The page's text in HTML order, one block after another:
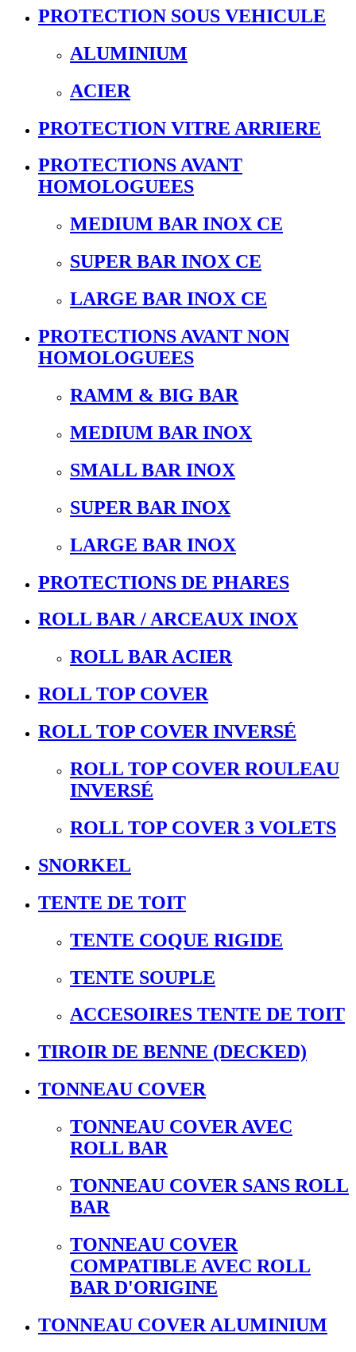
PROTECTION SOUS VEHICULE
ALUMINIUM
ACIER
PROTECTION VITRE ARRIERE
PROTECTIONS AVANT
HOMOLOGUEES
MEDIUM BAR INOX CE
SUPER BAR INOX CE
LARGE BAR INOX CE
PROTECTIONS AVANT NON
HOMOLOGUEES
RAMM & BIG BAR
MEDIUM BAR INOX
SMALL BAR INOX
SUPER BAR INOX
LARGE BAR INOX
PROTECTIONS DE PHARES
ROLL BAR / ARCEAUX INOX
ROLL BAR ACIER
ROLL TOP COVER
ROLL TOP COVER INVERSÉ
ROLL TOP COVER ROULEAU
INVERSÉ
ROLL TOP COVER 3 VOLETS
SNORKEL
TENTE DE TOIT
TENTE COQUE RIGIDE
TENTE SOUPLE
ACCESOIRES TENTE DE TOIT
TIROIR DE BENNE (DECKED)
TONNEAU COVER
TONNEAU COVER AVEC
ROLL BAR
TONNEAU COVER SANS ROLL
BAR
TONNEAU COVER
COMPATIBLE AVEC ROLL
BAR D'ORIGINE
TONNEAU COVER ALUMINIUM